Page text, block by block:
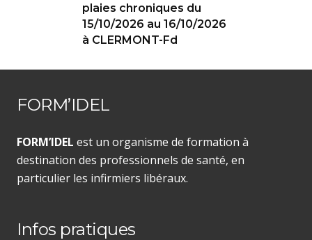
plaies chroniques du
15/10/2026 au 16/10/2026
à CLERMONT-Fd
FORM’IDEL
FORM’IDEL est un organisme de formation à
destination des professionnels de santé, en
particulier les infirmiers libéraux.
Infos pratiques